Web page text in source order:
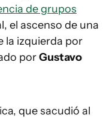
de grupos
el ascenso de una
la izquierda por
porGustavo
que sacudió al